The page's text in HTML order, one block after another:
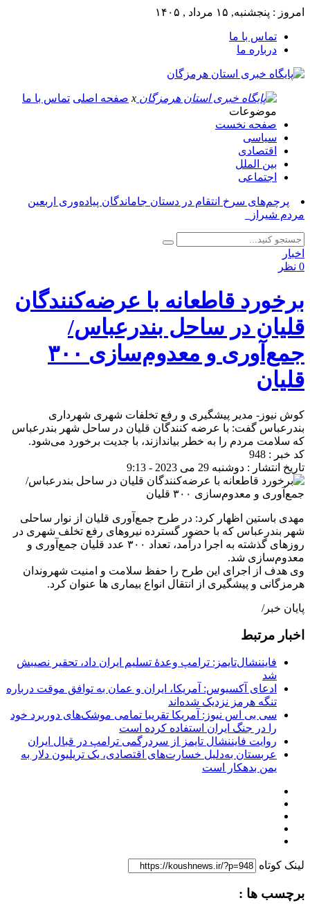
امروز : پنجشنبه, ۱۵ مرداد , ۱۴۰۵
تماس با ما
درباره ما
x صفحه اصلی تماس با ما
موضوعات
صفحه نخست
سیاسی
اقتصادی
بین الملل
اجتماعی
پرچم‌های سرخ انتقام در دستان جاماندگان پیاده‌وری اربعین
مردم شیراز_
اخبار
0 نظر
برخورد قاطعانه با عرضه‌کنندگان
قلیان در ساحل بندرعباس/
جمع‌آوری و معدوم‌سازی ۳۰۰
قلیان
کوش نیوز- مدیر پیشگیری و رفع تخلفات شهری شهرداری
بندرعباس گفت: با عرضه کنندگان قلیان در ساحل شهر بندرعباس
که سلامت مردم را به خطر بیاندازند، با جدیت برخورد می‌شود.
کد خبر : 948
تاریخ انتشار : دوشنبه 29 می 2023 - 9:13
مهدی باستین اظهار کرد: در طرح جمع‌آوری قلیان از نوار ساحلی
شهر بندرعباس که با حضور گسترده نیروهای رفع تخلف شهری در
روزهای گذشته به اجرا درآمد، تعداد ۳۰۰ عدد قلیان جمع‌آوری و
معدوم‌سازی شد.
وی هدف از اجرای این طرح را حفظ سلامت و امنیت شهروندان
هرمزگانی و پیشگیری از انتقال انواع بیماری ها عنوان کرد.
پایان خبر/
اخبار مرتبط
فایننشال‌تایمز: ترامپ وعدۀ تسلیم ایران داد، تحقیر نصیبش
شد
ادعای آکسیوس: آمریکا، ایران و عمان به توافق موقت درباره
تنگه هرمز نزدیک شده‌اند
سی بی اس نیوز: آمریکا تقریبا تمامی موشک‌های دوربرد خود
را در جنگ ایران استفاده کرده است
روایت فایننشال تایمز از سردرگمی ترامپ در قبال ایران
عربستان به‌دلیل خسارت‌های اقتصادی، یک تریلیون دلار به
یمن بدهکار است
لینک کوتاه
برچسب ها :